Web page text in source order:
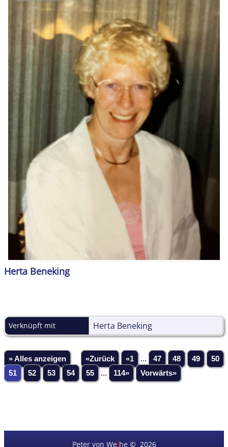
Herta Beneking
Verknüpft mit Herta Beneking
» Alles anzeigen «Zurück «1 ... 47 48 49
50
51
52 53 54 55 ... 114» Vorwärts»
Peter von Weihe © 2026